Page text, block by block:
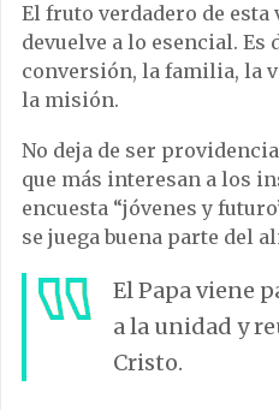
El fruto verdadero de
devuelve a lo esencial. Es
conversión, la familia, la
la misión.
No deja de ser
que más interesan a los
encuesta “jóvenes y
se juega buena parte del
El Papa viene
a la unidad y
Cristo.